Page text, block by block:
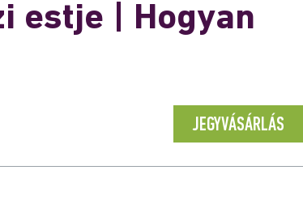
estje | Hogyan
JEGYVÁSÁRLÁS